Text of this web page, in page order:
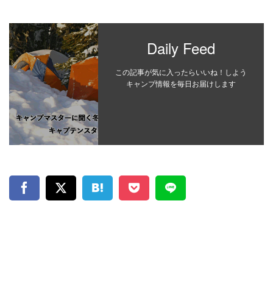
Daily Feed
この記事が気に入ったらいいね！しよう
キャンプ情報を毎日お届けします